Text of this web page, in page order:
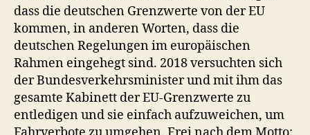
dass die deutschen Grenzwerte von der EU
kommen, in anderen Worten, dass die
deutschen Regelungen im europäischen
Rahmen eingehegt sind. 2018 versuchten sich
der Bundesverkehrsminister und mit ihm das
gesamte Kabinett der EU-Grenzwerte zu
entledigen und sie einfach aufzuweichen, um